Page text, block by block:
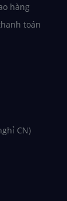
hàng
toán
CN)